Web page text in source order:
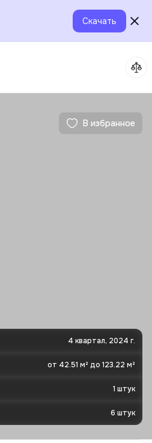
Скачать
В избранное
4 квартал, 2024 г.
от 42.51 м² до 123.22 м²
1 штук
6 штук